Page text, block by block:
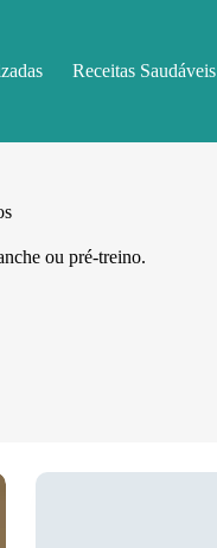
Receitas Saudáveis
ou pré-treino.